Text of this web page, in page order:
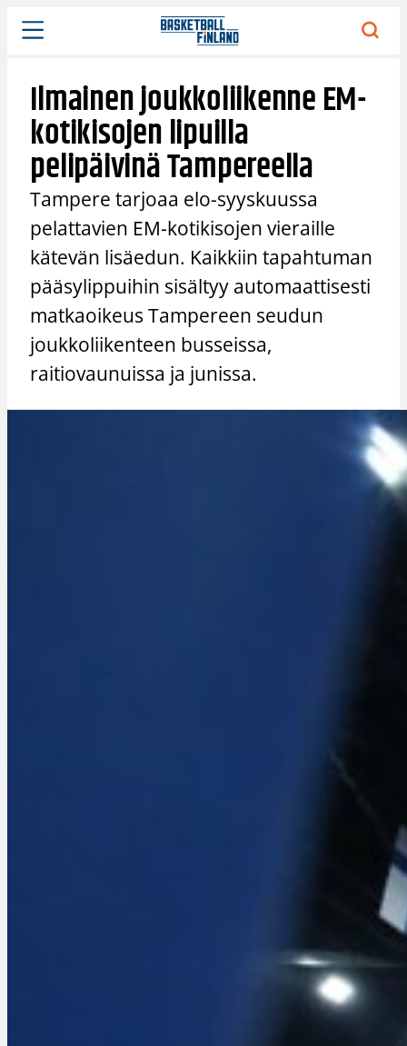
Siirry
sisältöön
Ilmainen joukkoliikenne EM-
kotikisojen lipuilla
pelipäivinä Tampereella
Tampere tarjoaa elo-syyskuussa
pelattavien EM-kotikisojen vieraille
kätevän lisäedun. Kaikkiin tapahtuman
pääsylippuihin sisältyy automaattisesti
matkaoikeus Tampereen seudun
joukkoliikenteen busseissa,
raitiovaunuissa ja junissa.